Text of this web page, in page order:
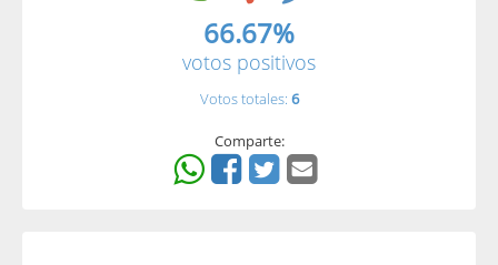
66.67%
votos positivos
Votos totales: 6
Comparte: